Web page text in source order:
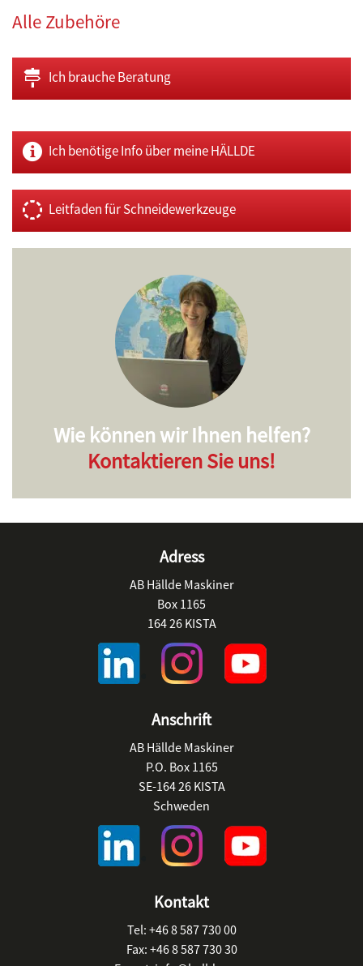
Alle Zubehöre
Ich brauche Beratung
Ich benötige Info über meine HÄLLDE
Leitfaden für Schneidewerkzeuge
Wie können wir Ihnen helfen?
Kontaktieren Sie uns!
Adress
AB Hällde Maskiner
Box 1165
164 26 KISTA
Anschrift
AB Hällde Maskiner
P.O. Box 1165
SE-164 26 KISTA
Schweden
Kontakt
Tel: +46 8 587 730 00
Fax: +46 8 587 730 30